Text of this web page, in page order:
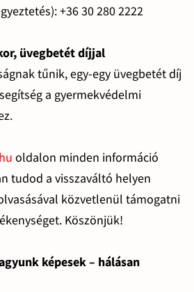
+36 30 280 2222
üvegbetét díjjal
tűnik, egy-egy üvegbetét díj
a gyermekvédelmi
oldalon minden információ
tudod a visszaváltó helyen
közvetlenül támogatni
Köszönjük!
képesek – hálásan